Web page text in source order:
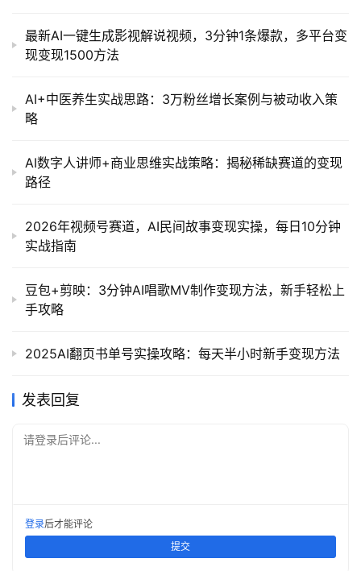
最新AI一键生成影视解说视频，3分钟1条爆款，多平台变
现变现1500方法
AI+中医养生实战思路：3万粉丝增长案例与被动收入策
略
AI数字人讲师+商业思维实战策略：揭秘稀缺赛道的变现
路径
2026年视频号赛道，AI民间故事变现实操，每日10分钟
实战指南
豆包+剪映：3分钟AI唱歌MV制作变现方法，新手轻松上
手攻略
2025AI翻页书单号实操攻略：每天半小时新手变现方法
发表回复
请登录后评论...
登录后才能评论
提交